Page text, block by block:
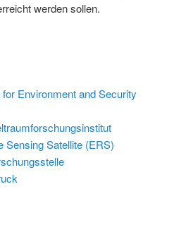
werden sollen.
Environment and Security
Sensing Satellite (ERS)